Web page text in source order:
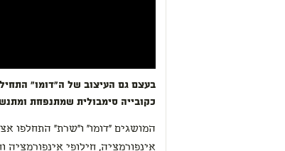
בעצם גם העיצוב של ה"דומו"
כקובייה סימבולית שמתנפחת
המושגים "דומו" ו"שרת" התחלפו
אינפורמציה, חילופי אינפורמציה